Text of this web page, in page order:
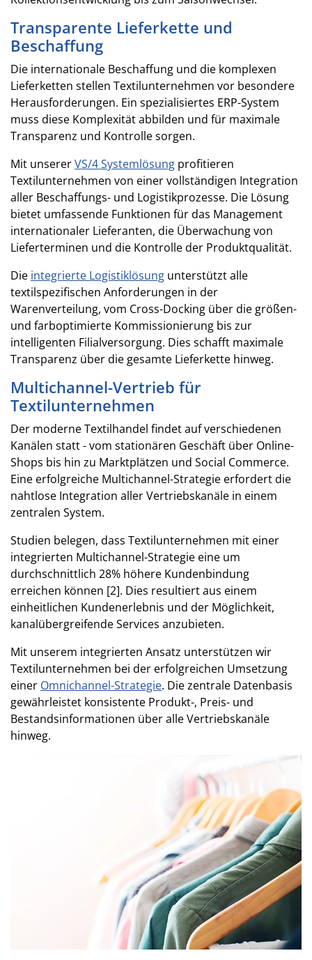
Transparente Lieferkette und
Beschaffung
Die internationale Beschaffung und die komplexen
Lieferketten stellen Textilunternehmen vor besondere
Herausforderungen. Ein spezialisiertes ERP-System
muss diese Komplexität abbilden und für maximale
Transparenz und Kontrolle sorgen.
Mit unsererVS/4 Systemlösung profitieren
Textilunternehmen von einer vollständigen Integration
aller Beschaffungs- und Logistikprozesse. Die Lösung
bietet umfassende Funktionen für das Management
internationaler Lieferanten, die Überwachung von
Lieferterminen und die Kontrolle der Produktqualität.
Die integrierte Logistiklösung unterstützt alle
textilspezifischen Anforderungen in der
Warenverteilung, vom Cross-Docking über die größen-
und farboptimierte Kommissionierung bis zur
intelligenten Filialversorgung. Dies schafft maximale
Transparenz über die gesamte Lieferkette hinweg.
Multichannel-Vertrieb für
Textilunternehmen
Der moderne Textilhandel findet auf verschiedenen
Kanälen statt - vom stationären Geschäft über Online-
Shops bis hin zu Marktplätzen und Social Commerce.
Eine erfolgreiche Multichannel-Strategie erfordert die
nahtlose Integration aller Vertriebskanäle in einem
zentralen System.
Studien belegen, dass Textilunternehmen mit einer
integrierten Multichannel-Strategie eine um
durchschnittlich 28% höhere Kundenbindung
erreichen können [2]. Dies resultiert aus einem
einheitlichen Kundenerlebnis und der Möglichkeit,
kanalübergreifende Services anzubieten.
Mit unserem integrierten Ansatz unterstützen wir
Textilunternehmen bei der erfolgreichen Umsetzung
einer Omnichannel-Strategie. Die zentrale Datenbasis
gewährleistet konsistente Produkt-, Preis- und
Bestandsinformationen über alle Vertriebskanäle
hinweg.